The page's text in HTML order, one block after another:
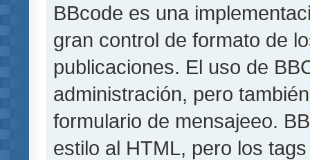
BBcode es una
gran control de formato de
publicaciones. El uso de
administración, pero
formulario de mensajeeo.
estilo al HTML, pero los